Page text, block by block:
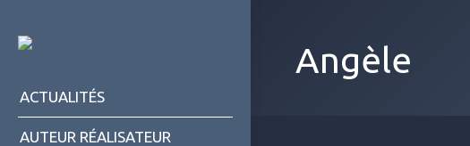
ACTUALITÉS
AUTEUR RÉALISATEUR
Angèle